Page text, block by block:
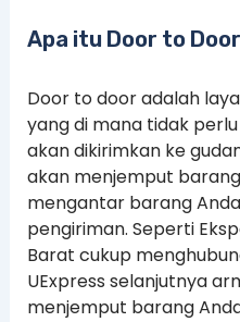
Apa itu Door to
Door to door adalah
yang di mana tidak
akan dikirimkan ke
akan menjemput
mengantar barang
pengiriman. Seperti
Barat cukup
UExpress selanjutnya
menjemput barang